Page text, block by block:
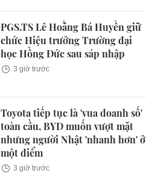
PGS.TS Lê Hoằng Bá Huyền giữ
chức Hiệu trưởng Trường đại
học Hồng Đức sau sáp nhập
3 giờ trước
Toyota tiếp tục là 'vua doanh số'
toàn cầu, BYD muốn vượt mặt
nhưng người Nhật 'nhanh hơn' ở
một điểm
3 giờ trước